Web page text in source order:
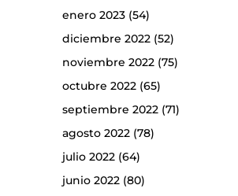
enero 2023(54)
diciembre 2022(52)
noviembre 2022(75)
octubre 2022(65)
septiembre 2022(71)
agosto 2022(78)
julio 2022(64)
junio 2022(80)